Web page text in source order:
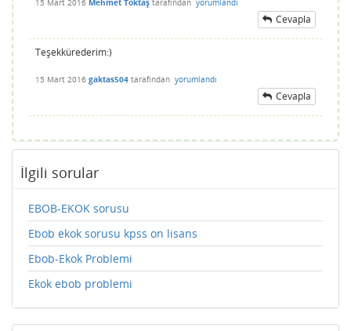
Cevapla
Teşekkürederim:)
15 Mart 2016 gaktas504 tarafından yorumlandı
Cevapla
İlgili sorular
EBOB-EKOK sorusu
Ebob ekok sorusu kpss on lisans
Ebob-Ekok Problemi
Ekok ebob problemi